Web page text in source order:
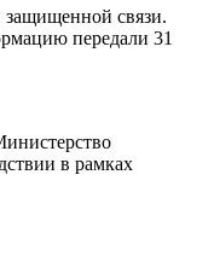
связи.
передали 31
в рамках